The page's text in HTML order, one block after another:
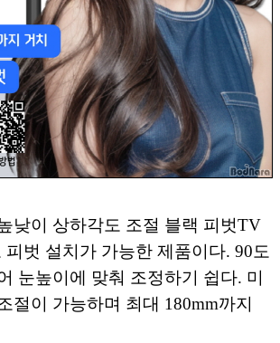
낮이 상하각도 조절 블랙 피벗TV
피벗 설치가 가능한 제품이다. 90도
눈높이에 맞춰 조정하기 쉽다. 미
절이 가능하며 최대 180mm까지